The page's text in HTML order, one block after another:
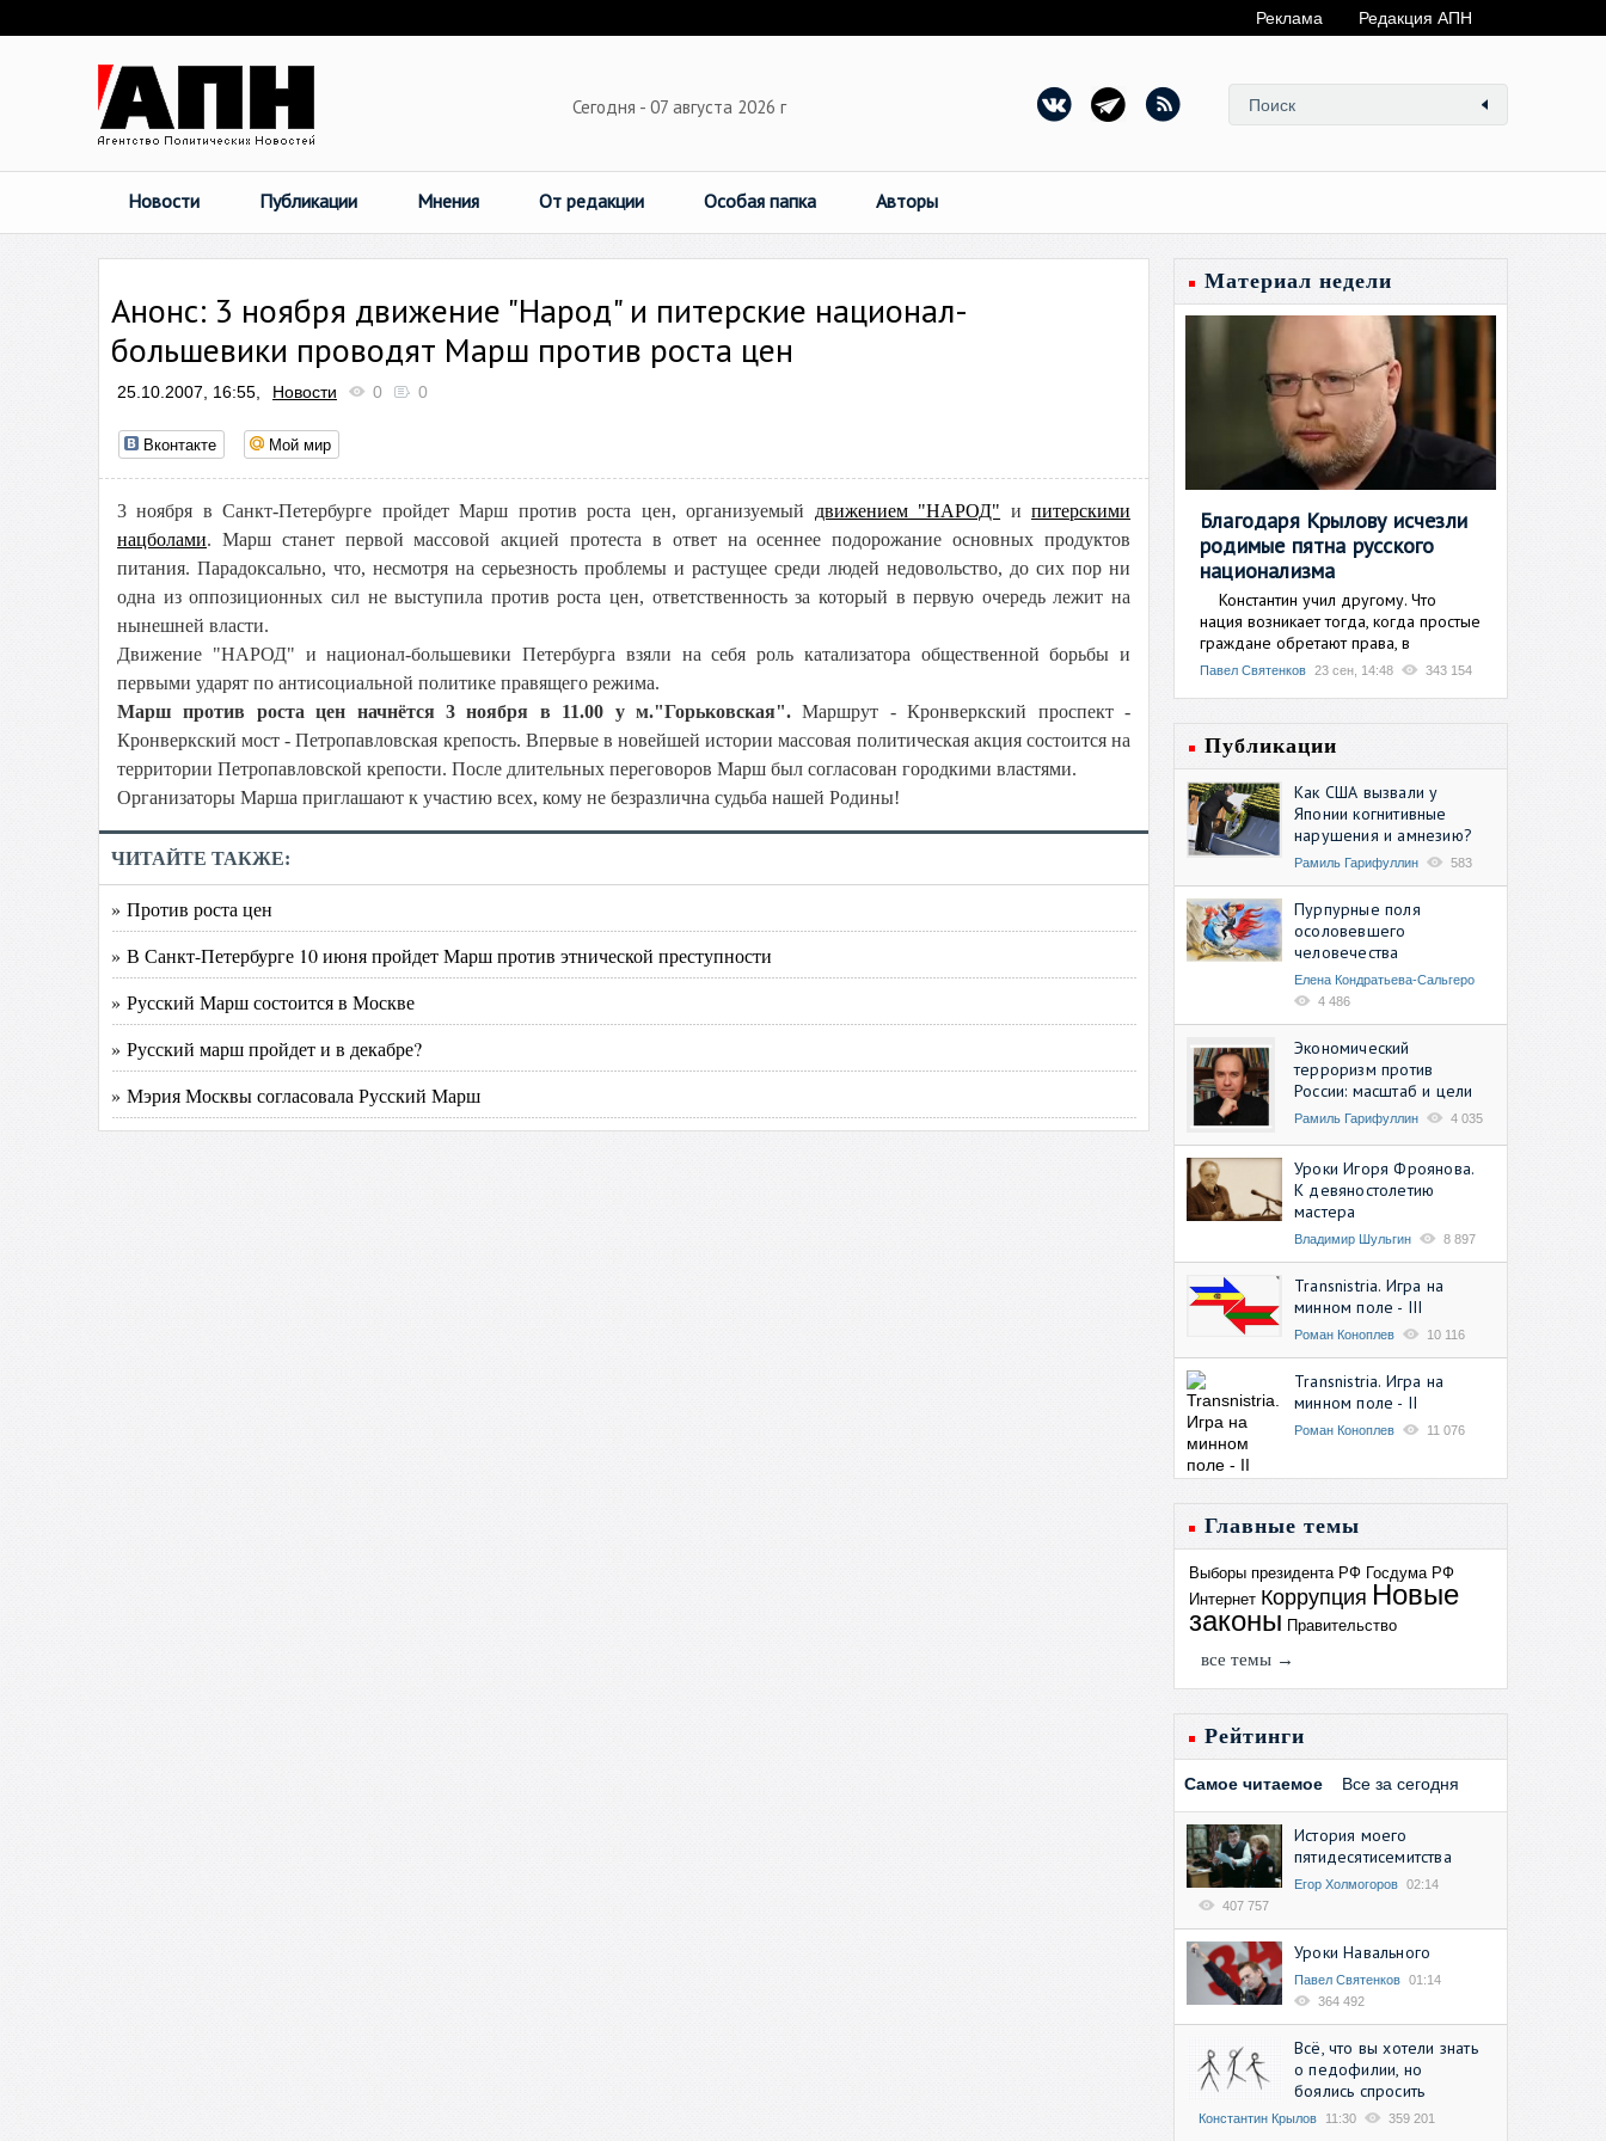
Реклама Редакция АПН
Сегодня - 07 августа 2026 г
Новости Публикации Мнения От редакции Особая папка Авторы
Анонс: 3 ноября движение "Народ" и питерские национал-
большевики проводят Марш против роста цен
25.10.2007, 16:55, Новости 0 0
Вконтакте Мой мир
3 ноября в Санкт-Петербурге пройдет Марш против роста цен, организуемый движением "НАРОД" ипитерскими
нацболами. Марш станет первой массовой акцией протеста в ответ на осеннее подорожание основных продуктов
питания. Парадоксально, что, несмотря на серьезность проблемы и растущее среди людей недовольство, до сих пор ни
одна из оппозиционных сил не выступила против роста цен, ответственность за который в первую очередь лежит на
нынешней власти.
Движение "НАРОД" и национал-большевики Петербурга взяли на себя роль катализатора общественной борьбы и
первыми ударят по антисоциальной политике правящего режима.
Марш против роста цен начнётся 3 ноября в 11.00 у м."Горьковская". Маршрут - Кронверкский проспект -
Кронверкский мост - Петропавловская крепость. Впервые в новейшей истории массовая политическая акция состоится на
территории Петропавловской крепости. После длительных переговоров Марш был согласован городкими властями.
Организаторы Марша приглашают к участию всех, кому не безразлична судьба нашей Родины!
ЧИТАЙТЕ ТАКЖЕ:
» Против роста цен
» В Санкт-Петербурге 10 июня пройдет Марш против этнической преступности
» Русский Марш состоится в Москве
» Русский марш пройдет и в декабре?
» Мэрия Москвы согласовала Русский Марш
Материал недели
Благодаря Крылову исчезли
родимые пятна русского
национализма
Константин учил другому. Что
нация возникает тогда, когда простые
граждане обретают права, в
Павел Святенков 23 сен, 14:48 343 154
Публикации
Как США вызвали у
Японии когнитивные
нарушения и амнезию?
Рамиль Гарифуллин 583
Пурпурные поля
осоловевшего
человечества
Елена Кондратьева-Сальгеро
4 486
Экономический
терроризм против
России: масштаб и цели
Рамиль Гарифуллин 4 035
Уроки Игоря Фроянова.
К девяностолетию
мастера
Владимир Шульгин 8 897
Transnistria. Игра на
минном поле - III
Роман Коноплев 10 116
Transnistria. Игра на
минном поле - II
Роман Коноплев 11 076
Главные темы
Выборы президента РФ Госдума РФ
Интернет Коррупция Новые
законы Правительство
все темы →
Рейтинги
Самое читаемое Все за сегодня
История моего
пятидесятисемитства
Егор Холмогоров 02:14
407 757
Уроки Навального
Павел Святенков 01:14
364 492
Всё, что вы хотели знать
о педофилии, но
боялись спросить
Константин Крылов 11:30 359 201